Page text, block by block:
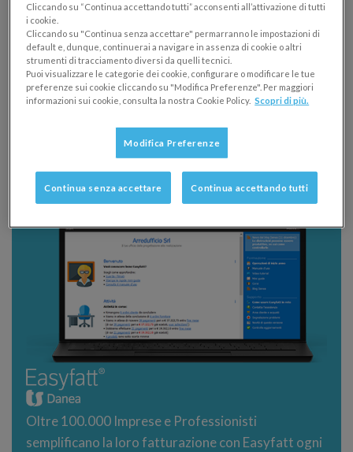
detrazione IVA.
tempi di registrazione delle fatturecondizionano
conseguentemente quelli relativi alla possibilità di
detrarre l’imposta relativa a beni e servizi acquistati o
importati nell’esercizio della tua attività.
Registro IVA acquisti: cos’è
Oltre 100.000 Imprese e Professionisti
semplificano la loro fatturazione con Easyfatt ogni
Cliccando su “Continua accettando tutti” acconsenti all’attivazione di tutti
i cookie.
Cliccando su "Continua senza accettare" permarranno le impostazioni di
default e, dunque, continuerai a navigare in assenza di cookie o altri
strumenti di tracciamento diversi da quelli tecnici.
Puoi visualizzare le categorie dei cookie, configurare o modificare le tue
preferenze sui cookie cliccando su "Modifica Preferenze". Per maggiori
informazioni sui cookie, consulta la nostra Cookie Policy. Scopri di più.
Modifica Preferenze
Continua senza accettare Continua accettando tutti